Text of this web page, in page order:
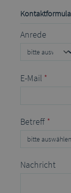
Anrede
E-Mail *
Betreff *
Nachricht